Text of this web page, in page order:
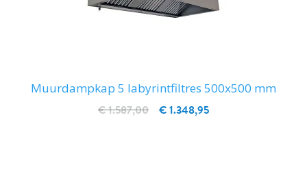
Muurdampkap 5 labyrintfiltres 500x500 mm
€ 1.348,95
€ 1.587,00